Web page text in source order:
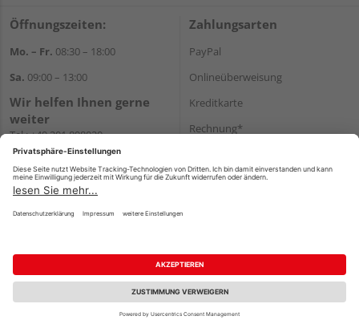
Öffnungszeiten:
Mo. – Fr. 08:30 – 18:00
Sa. 09:00 – 13:00
Wir helfen Ihnen gerne
weiter
Tel.:+49 201 898020
E-Mail:shop@vonderstein.de
Zahlungsarten
PayPal
Onlineüberweisung
Kreditkarte
Rechnung*
Versand
Impressum AGB Widerruf
Datenschutz
Reservierungsbedingungen
Vertrag widerrufen